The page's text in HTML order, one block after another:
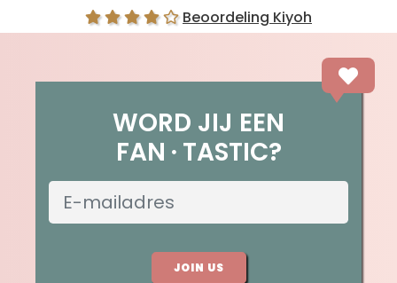
Beoordeling Kiyoh
WORD JIJ EEN
FAN TASTIC?
JOIN US